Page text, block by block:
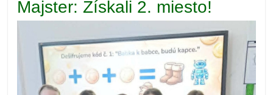
Majster: Získali 2. miesto!